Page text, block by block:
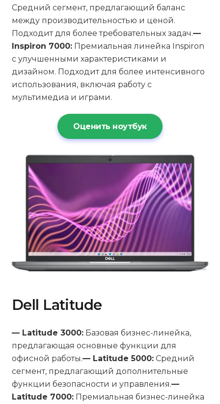
Средний сегмент, предлагающий баланс
между производительностью и ценой.
Подходит для более требовательных задач.—
Inspiron 7000: Премиальная линейка Inspiron
с улучшенными характеристиками и
дизайном. Подходит для более интенсивного
использования, включая работу с
мультимедиа и играми.
Оценить ноутбук
Dell Latitude
— Latitude 3000: Базовая бизнес-линейка,
предлагающая основные функции для
офисной работы.— Latitude 5000: Средний
сегмент, предлагающий дополнительные
функции безопасности и управления.—
Latitude 7000: Премиальная бизнес-линейка